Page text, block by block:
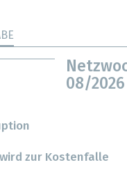
08/2026
wird zur Kostenfalle